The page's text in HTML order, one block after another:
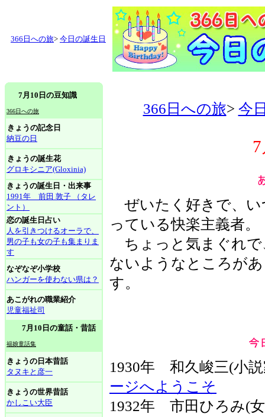
366日への旅> 今日の誕生日
7月10日の豆知識
366日への旅
きょうの記念日
納豆の日
きょうの誕生花
グロキシニア(Gloxinia)
きょうの誕生日・出来事
1991年 前田 敦子 （タレ
ント）
恋の誕生日占い
人を引きつけるオーラで、
男の子も女の子も集まりま
す
なぞなぞ小学校
ハンガーを使わない県は？
あこがれの職業紹介
児童福祉司
7月10日の童話・昔話
福娘童話集
きょうの日本昔話
タヌキと彦一
きょうの世界昔話
かしこい大臣
366日への旅> 今
ぜいたく好きで、い
っている快楽主義者。
ちょっと気まぐれで
ないようなところが
す。
1930年 和久峻三(
ージへようこそ
1932年 市田ひろ